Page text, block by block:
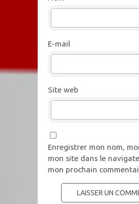
E-mail
Site web
Enregistrer mon nom,
mon site dans le
mon prochain